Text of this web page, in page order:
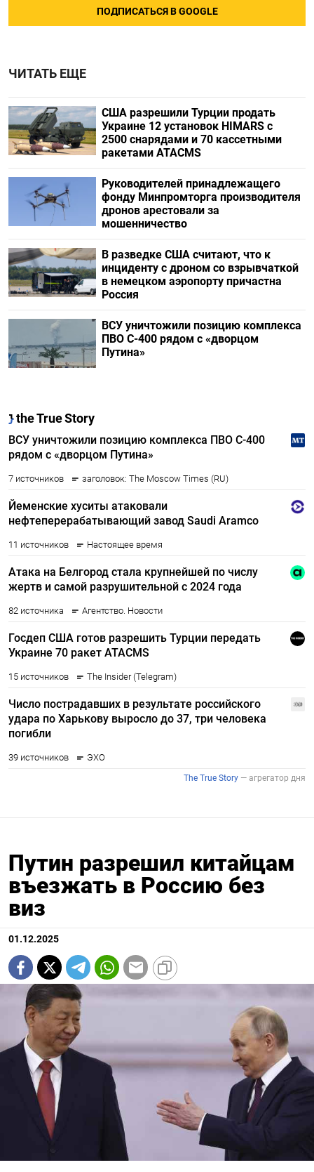
ПОДПИСАТЬСЯ В GOOGLE
ЧИТАТЬ ЕЩЕ
США разрешили Турции продать
Украине 12 установок HIMARS с
2500 снарядами и 70 кассетными
ракетами ATACMS
Руководителей принадлежащего
фонду Минпромторга производителя
дронов арестовали за
мошенничество
В разведке США считают, что к
инциденту с дроном со взрывчаткой
в немецком аэропорту причастна
Россия
ВСУ уничтожили позицию комплекса
ПВО С-400 рядом с «дворцом
Путина»
Путин разрешил китайцам
въезжать в Россию без
виз
01.12.2025